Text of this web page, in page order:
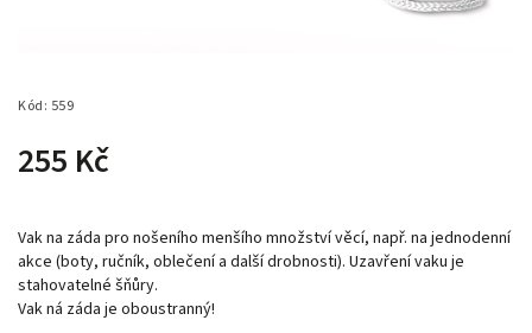
Kód: 559
255 Kč
Vak na záda pro nošeního menšího množství věcí, např. na jednodenní
akce (boty, ručník, oblečení a další drobnosti). Uzavření vaku je
stahovatelné šňůry.
Vak ná záda je oboustranný!